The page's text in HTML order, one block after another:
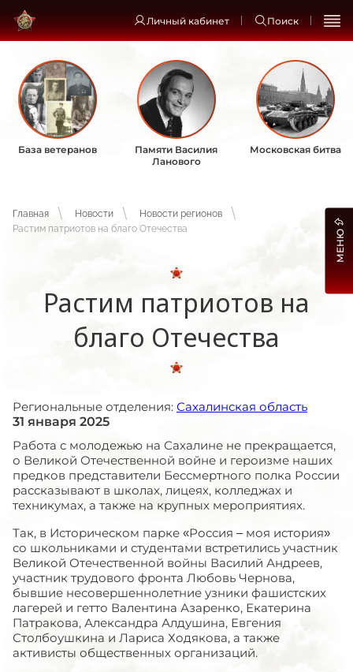
Личный кабинет Поиск
База ветеранов
Памяти Василия
Ланового
Московская битва
Главная Новости
Новости регионов
Растим патриотов на благо Отечества
Растим патриотов на
благо Отечества
Региональные отделения: Сахалинская область
31 января 2025
Работа с молодежью на Сахалине не прекращается,
о Великой Отечественной войне и героизме наших
предков представители Бессмертного полка России
рассказывают в школах, лицеях, колледжах и
техникумах, а также на крупных мероприятиях.
Так, в Историческом парке «Россия – моя история»
со школьниками и студентами встретились участник
Великой Отечественной войны Василий Андреев,
участник трудового фронта Любовь Чернова,
бывшие несовершеннолетние узники фашистских
лагерей и гетто Валентина Азаренко, Екатерина
Патракова, Александра Алдушина, Евгения
Столбоушкина и Лариса Ходякова, а также
активисты общественных организаций.
МЕНЮ